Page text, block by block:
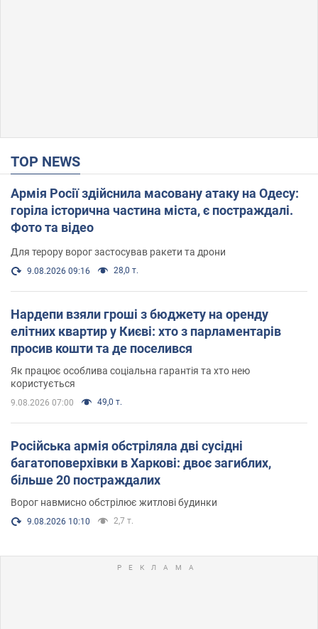
TOP NEWS
Армія Росії здійснила масовану атаку на Одесу:
горіла історична частина міста, є постраждалі.
Фото та відео
Для терору ворог застосував ракети та дрони
9.08.2026 09:16 28,0 т.
Нардепи взяли гроші з бюджету на оренду
елітних квартир у Києві: хто з парламентарів
просив кошти та де поселився
Як працює особлива соціальна гарантія та хто нею
користується
9.08.2026 07:00 49,0 т.
Російська армія обстріляла дві сусідні
багатоповерхівки в Харкові: двоє загиблих,
більше 20 постраждалих
Ворог навмисно обстрілює житлові будинки
9.08.2026 10:10 2,7 т.